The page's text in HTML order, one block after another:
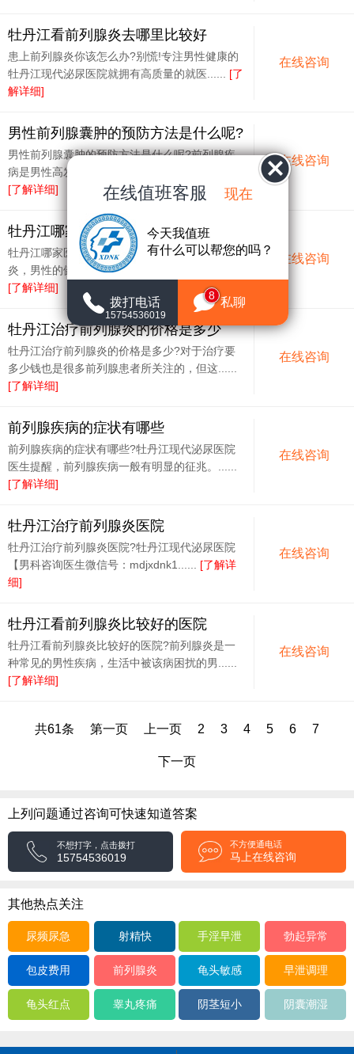
牡丹江看前列腺炎去哪里比较好
患上前列腺炎你该怎么办?别慌!专注男性健康的
牡丹江现代泌尿医院就拥有高质量的就医...... [了
解详细]
在线咨询
男性前列腺囊肿的预防方法是什么呢?
男性前列腺囊肿的预防方法是什么呢?前列腺疾
病是男性高发的一种疾病,前列腺囊肿还会......
[了解详细]
在线咨询
牡丹江哪家医院看前列腺炎有效
牡丹江哪家医院看前列腺炎有效果?诱发前列腺
炎，男性的健康身体是会受到严重伤害的，......
[了解详细]
在线咨询
牡丹江治疗前列腺炎的价格是多少
牡丹江治疗前列腺炎的价格是多少?对于治疗要
多少钱也是很多前列腺患者所关注的，但这......
[了解详细]
在线咨询
前列腺疾病的症状有哪些
前列腺疾病的症状有哪些?牡丹江现代泌尿医院
医生提醒，前列腺疾病一般有明显的征兆。......
[了解详细]
在线咨询
牡丹江治疗前列腺炎医院
牡丹江治疗前列腺炎医院?牡丹江现代泌尿医院
【男科咨询医生微信号：mdjxdnk1...... [了解详
细]
在线咨询
牡丹江看前列腺炎比较好的医院
牡丹江看前列腺炎比较好的医院?前列腺炎是一
种常见的男性疾病，生活中被该病困扰的男......
[了解详细]
在线咨询
共61条 第一页 上一页 2 3 4 5 6 7
下一页
上列问题通过咨询可快速知道答案
不想打字，点击拨打
15754536019
不方便通电话
马上在线咨询
其他热点关注
尿频尿急 射精快 手淫早泄 勃起异常
包皮费用 前列腺炎 龟头敏感 早泄调理
龟头红点 睾丸疼痛 阴茎短小 阴囊潮湿
在线值班客服 现在
今天我值班
有什么可以帮您的吗？
拨打电话
15754536019
8 私聊